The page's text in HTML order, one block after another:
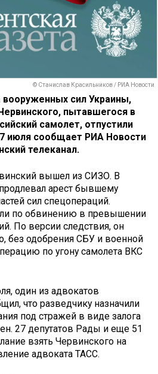
© Станислав Красильников / РИА Новости
сил Украины,
пытавшегося в
самолет, отпустили
июля сообщает РИА Новости
телеканал.
вышел из СИЗО. В
арест бывшему
сил спецопераций.
по обвинению в превышении
По версии следствия, он
без одобрения СБУ и военной
по угону самолета ВКС
один из адвокатов
что разведчику назначили
под стражей в виде залога
27 депутатов Рады и еще 51
взять Червинского на
адвоката ТАСС.